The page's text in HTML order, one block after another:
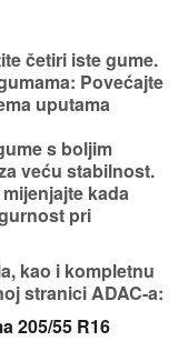
četiri iste gume.
: Povećajte
uputama
s boljim
veću stabilnost.
kada
pri
kao i kompletnu
stranici ADAC-a:
205/55 R16